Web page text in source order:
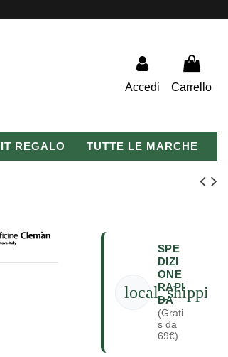
Accedi Carrello
REGALO TUTTE LE MARCHE
local_shipping
SPE
DIZI
ONE
RAPI
DA
(Grati
s da
69€)